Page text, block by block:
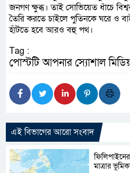
জনগণ ক্ষুব্ধ। তাই সোভিয়েত ধাঁচে
তৈরি করতে চাইলে পুতিনকে ঘরে ও
হাঁটতে হবে আরও বহু পথ।
Tag :
পোস্টটি আপনার স্যোশাল
এই বিভাগের আরো সংবাদ
মাত্রার